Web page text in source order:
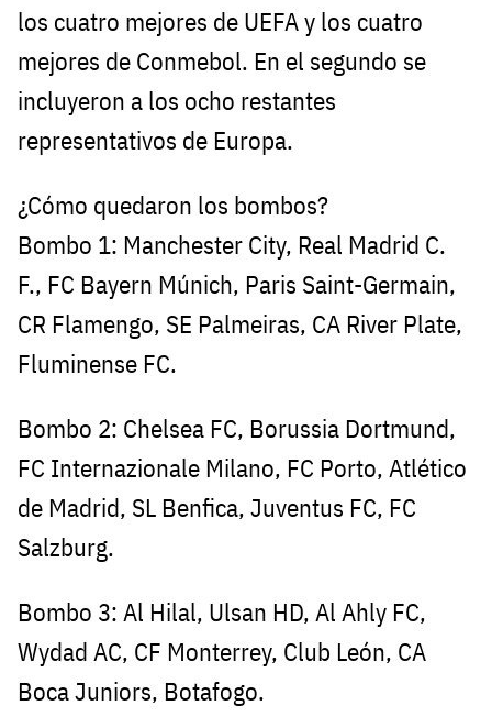
los cuatro mejores de UEFA y los cuatro
mejores de Conmebol. En el segundo se
incluyeron a los ocho restantes
representativos de Europa.
¿Cómo quedaron los bombos?
Bombo 1: Manchester City, Real Madrid C.
F., FC Bayern Múnich, Paris Saint-Germain,
CR Flamengo, SE Palmeiras, CA River Plate,
Fluminense FC.
Bombo 2: Chelsea FC, Borussia Dortmund,
FC Internazionale Milano, FC Porto, Atlético
de Madrid, SL Benfica, Juventus FC, FC
Salzburg.
Bombo 3: Al Hilal, Ulsan HD, Al Ahly FC,
Wydad AC, CF Monterrey, Club León, CA
Boca Juniors, Botafogo.